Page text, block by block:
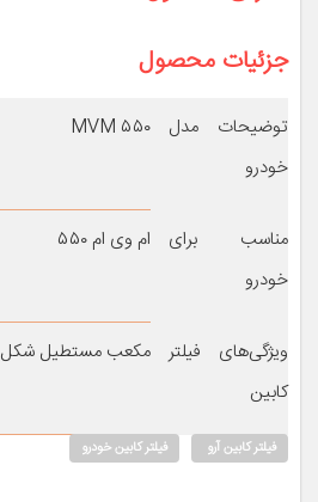
جزئیات محصول
توضیحات مدل
خودرو
MVM ۵۵۰
مناسب برای
خودرو
ام وی ام ۵۵۰
ویژگی‌های فیلتر
کابین
مکعب مستطیل شکل
فیلتر کابین آرو فیلتر کابین خودرو